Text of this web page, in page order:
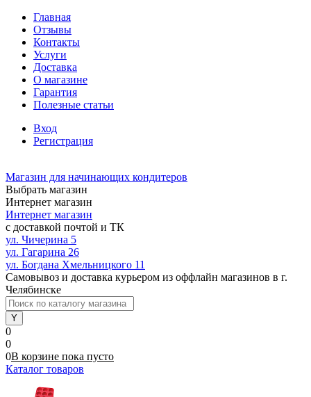
Главная
Отзывы
Контакты
Услуги
Доставка
О магазине
Гарантия
Полезные статьи
Вход
Регистрация
Магазин для начинающих кондитеров
Выбрать магазин
Интернет магазин
Интернет магазин
с доставкой почтой и ТК
ул. Чичерина 5
ул. Гагарина 26
ул. Богдана Хмельницкого 11
Самовывоз и доставка курьером из оффлайн магазинов в г.
Челябинске
0
0
0В корзине пока пусто
Каталог товаров